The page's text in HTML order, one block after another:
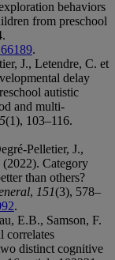
behaviors
from preschool
.
J., Letendre, C. et
delay
autistic
and multi-
(1), 103–116.
Pelletier, J.,
Category
than others?
, 151(3), 578–
.
E.B., Samson, F.
correlates
distinct cognitive